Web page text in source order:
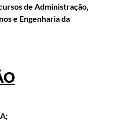
de Administração,
e Engenharia da